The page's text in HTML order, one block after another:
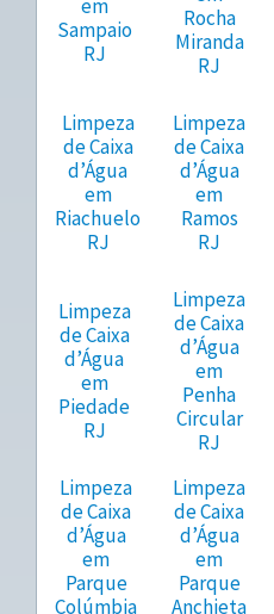
em
Sampaio
RJ
Rocha
Miranda
RJ
Limpeza
de Caixa
d’Água
em
Riachuelo
RJ
Limpeza
de Caixa
d’Água
em
Ramos
RJ
Limpeza
de Caixa
d’Água
em
Piedade
RJ
Limpeza
de Caixa
d’Água
em
Penha
Circular
RJ
Limpeza
de Caixa
d’Água
em
Parque
Colúmbia
Limpeza
de Caixa
d’Água
em
Parque
Anchieta